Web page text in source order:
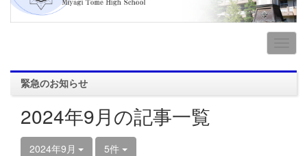
緊急のお知らせ
2024年9月の記事一覧
2024年9月 5件